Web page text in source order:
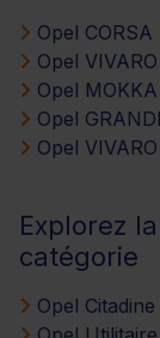
Opel CORSA
Opel VIVARO
Opel MOKKA
Opel
Opel
Explorez
catégorie
Opel Citadine